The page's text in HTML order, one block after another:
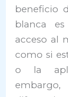
beneficio
blanca
acceso al
como si
o la